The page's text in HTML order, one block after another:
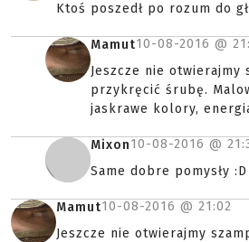
Ktoś poszedł po rozum do
Mamut10-08-2016 @
Jeszcze nie otwierajmy
przykręcić śrubę.
jaskrawe kolory,
Mixon10-08-2016 @
Same dobre pomysły
Mamut10-08-2016 @ 21:02
Jeszcze nie otwierajmy